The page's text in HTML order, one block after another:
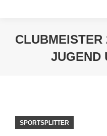
CLUBMEISTER
JUGEND
SPORTSPLITTER